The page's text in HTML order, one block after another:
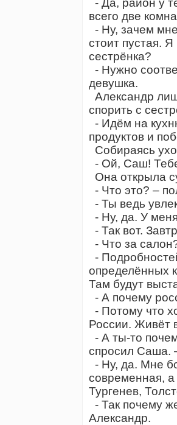
- Да, район у
всего две
- Ну, зачем
стоит пустая.
сестрёнка?
- Нужно
девушка.
Александр
спорить с
- Идём на
продуктов и
Собираясь
- Ой, Саш!
Она открыла
- Что это? –
- Ты ведь
- Ну, да. У
- Так вот.
- Что за
-
определённых
Там будут
- А почему
- Потому что
России. Живёт
- А ты-то
спросил Саша.
- Ну, да. Мне
современная, а
Тургенев,
- Так почему
Александр.